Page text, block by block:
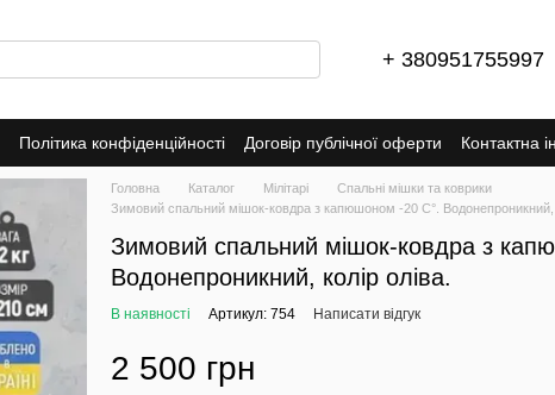
+ 380951755997
Політика конфіденційності Договір публічної оферти
Контактна
Головна Каталог Мілітарі
Спальні мішки та коврики
Зимовий спальний мішок-ковдра з капюшоном -20 C°. Водонепроникний,
Зимовий спальний мішок-ковдра з
Водонепроникний, колір оліва.
В наявності Артикул: 754 Написати відгук
2 500 грн